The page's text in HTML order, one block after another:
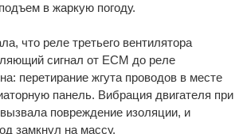
в жаркую погоду.
что реле третьего вентилятора
сигнал от ECM до реле
перетирание жгута проводов в месте
панель. Вибрация двигателя при
повреждение изоляции, и
замкнул на массу.